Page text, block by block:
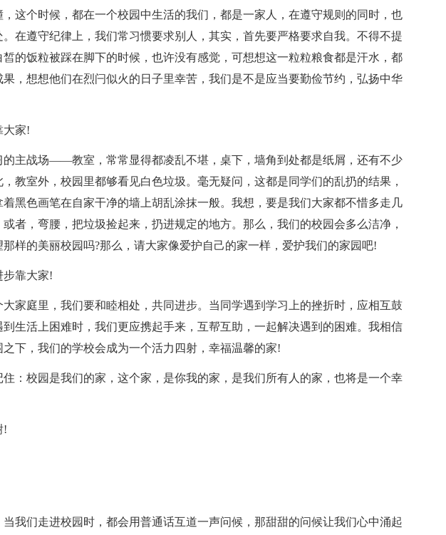
这个时候，都在一个校园中生活的我们，都是一家人，在遵守规则的同时，也
在遵守纪律上，我们常习惯要求别人，其实，首先要严格要求自我。不得不提
的饭粒被踩在脚下的时候，也许没有感觉，可想想这一粒粒粮食都是汗水，都
，想想他们在烈闩似火的日子里幸苦，我们是不是应当要勤俭节约，弘扬中华
大家!
的主战场——教室，常常显得都凌乱不堪，桌下，墙角到处都是纸屑，还有不少
教室外，校园里都够看见白色垃圾。毫无疑问，这都是同学们的乱扔的结果，
黑色画笔在自家干净的墙上胡乱涂抹一般。我想，要是我们大家都不惜多走几
者，弯腰，把垃圾捡起来，扔进规定的地方。那么，我们的校园会多么洁净，
样的美丽校园吗?那么，请大家像爱护自己的家一样，爱护我们的家园吧!
步靠大家!
家庭里，我们要和睦相处，共同进步。当同学遇到学习上的挫折时，应相互鼓
生活上困难时，我们更应携起手来，互帮互助，一起解决遇到的困难。我相信
下，我们的学校会成为一个活力四射，幸福温馨的家!
：校园是我们的家，这个家，是你我的家，是我们所有人的家，也将是一个幸
!
我们走进校园时，都会用普通话互道一声问候，那甜甜的问候让我们心中涌起